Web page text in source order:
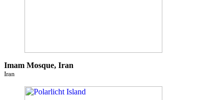
Imam Mosque, Iran
Iran